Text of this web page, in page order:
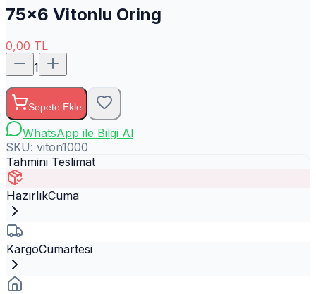
75x6 Vitonlu Oring
0,00 TL
1
Sepete Ekle
WhatsApp ile Bilgi Al
SKU: viton1000
Tahmini Teslimat
HazırlıkCuma
KargoCumartesi